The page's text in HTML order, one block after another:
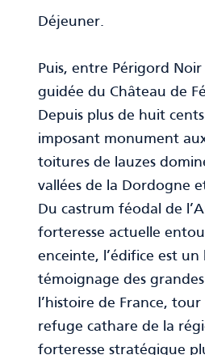
Déjeuner.
Puis, entre Périgord
guidée du Château de
Depuis plus de huit
imposant monument
toitures de lauzes
vallées de la Dordogne
Du castrum féodal de
forteresse actuelle
enceinte, l’édifice est
témoignage des
l’histoire de France,
refuge cathare de la
forteresse stratégique